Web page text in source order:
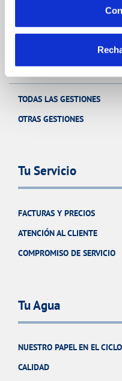
TODAS LAS GESTIONES
OTRAS GESTIONES
Tu Servicio
FACTURAS Y PRECIOS
ATENCIÓN AL CLIENTE
COMPROMISO DE SERVICIO
Tu Agua
NUESTRO PAPEL EN EL
CALIDAD